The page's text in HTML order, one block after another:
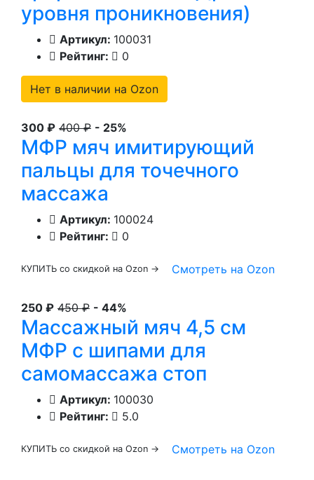
уровня проникновения)
Артикул: 100031
Рейтинг:
0
Нет в наличии на Ozon
300 ₽ 400 ₽ - 25%
МФР мяч имитирующий
пальцы для точечного
массажа
Артикул: 100024
Рейтинг:
0
КУПИТЬ со скидкой на Ozon → Смотреть на Ozon
250 ₽ 450 ₽ - 44%
Массажный мяч 4,5 см
МФР с шипами для
самомассажа стоп
Артикул: 100030
Рейтинг:
5.0
КУПИТЬ со скидкой на Ozon → Смотреть на Ozon